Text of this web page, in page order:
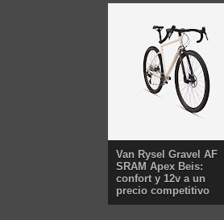
Van Rysel Gravel AF
SRAM Apex Beis:
confort y 12v a un
precio competitivo